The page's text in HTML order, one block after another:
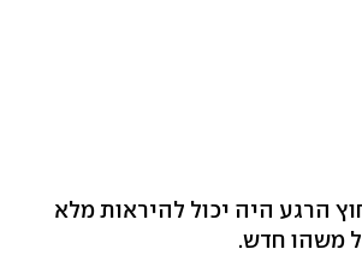
הרגע היה יכול להיראות מלא
משהו חדש.